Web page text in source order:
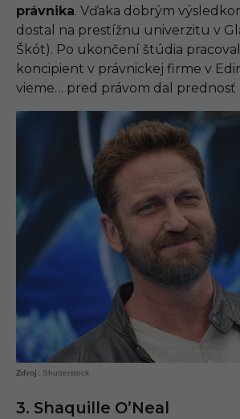
právnika. Vďaka dobrým
dostal na prestížnu univerzitu v
Škót). Po ukončení štúdia
koncipient v právnickej firme v
vieme… pred právom dal prednosť
Shutterstock
3. Shaquille O’Neal